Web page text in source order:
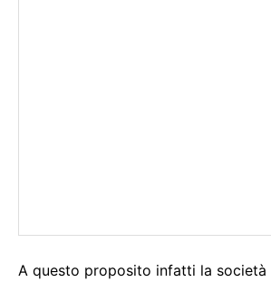
A questo proposito infatti la società